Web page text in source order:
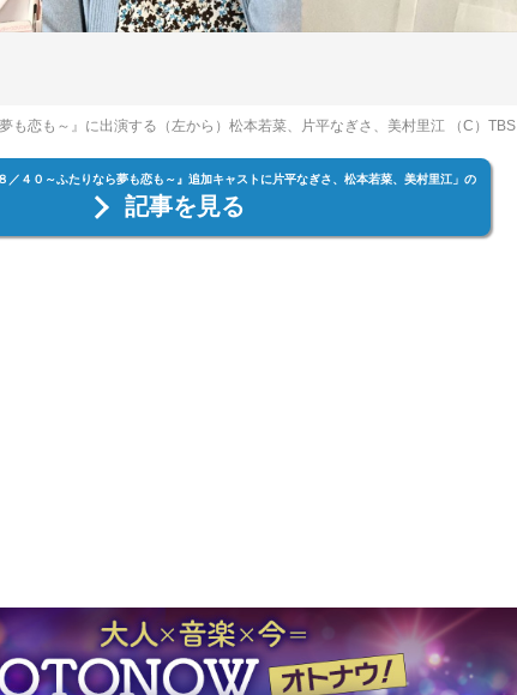
も恋も～』に出演する（左から）松本若菜、片平なぎさ、美村里江 （C）TBS
／４０～ふたりなら夢も恋も～』追加キャストに片平なぎさ、松本若菜、美村里江」の
記事を見る